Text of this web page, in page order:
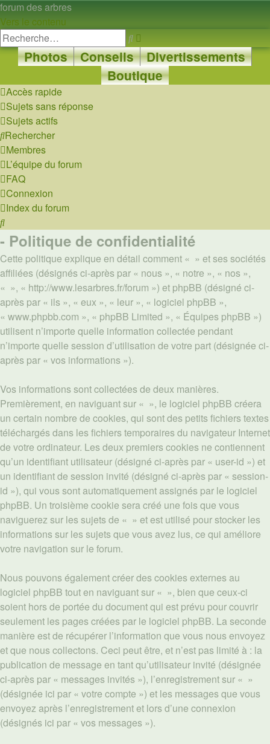
forum des arbres
Vers le contenu
Rechercher
avancée
Photos Conseils
Divertissements
Boutique
Accès rapide
Sujets sans réponse
Sujets actifs
Rechercher
Membres
L’équipe du forum
FAQ
Connexion
Index du forum
Rechercher
- Politique de confidentialité
Cette politique explique en détail comment « » et ses sociétés
affiliées (désignés ci-après par « nous », « notre », « nos »,
« », « http://www.lesarbres.fr/forum ») et phpBB (désigné ci-
après par « ils », « eux », « leur », « logiciel phpBB »,
« www.phpbb.com », « phpBB Limited », « Équipes phpBB »)
utilisent n’importe quelle information collectée pendant
n’importe quelle session d’utilisation de votre part (désignée ci-
après par « vos informations »).
Vos informations sont collectées de deux manières.
Premièrement, en naviguant sur « », le logiciel phpBB créera
un certain nombre de cookies, qui sont des petits fichiers textes
téléchargés dans les fichiers temporaires du navigateur Internet
de votre ordinateur. Les deux premiers cookies ne contiennent
qu’un identifiant utilisateur (désigné ci-après par « user-id ») et
un identifiant de session invité (désigné ci-après par « session-
id »), qui vous sont automatiquement assignés par le logiciel
phpBB. Un troisième cookie sera créé une fois que vous
naviguerez sur les sujets de « » et est utilisé pour stocker les
informations sur les sujets que vous avez lus, ce qui améliore
votre navigation sur le forum.
Nous pouvons également créer des cookies externes au
logiciel phpBB tout en naviguant sur « », bien que ceux-ci
soient hors de portée du document qui est prévu pour couvrir
seulement les pages créées par le logiciel phpBB. La seconde
manière est de récupérer l’information que vous nous envoyez
et que nous collectons. Ceci peut être, et n’est pas limité à : la
publication de message en tant qu’utilisateur invité (désignée
ci-après par « messages invités »), l’enregistrement sur « »
(désignée ici par « votre compte ») et les messages que vous
envoyez après l’enregistrement et lors d’une connexion
(désignés ici par « vos messages »).